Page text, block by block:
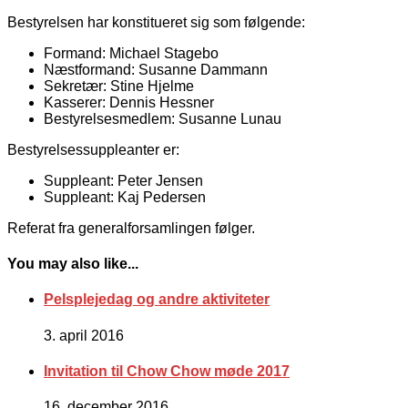
Bestyrelsen har konstitueret sig som følgende:
Formand: Michael Stagebo
Næstformand: Susanne Dammann
Sekretær: Stine Hjelme
Kasserer: Dennis Hessner
Bestyrelsesmedlem: Susanne Lunau
Bestyrelsessuppleanter er:
Suppleant: Peter Jensen
Suppleant: Kaj Pedersen
Referat fra generalforsamlingen følger.
You may also like...
Pelsplejedag og andre aktiviteter
3. april 2016
Invitation til Chow Chow møde 2017